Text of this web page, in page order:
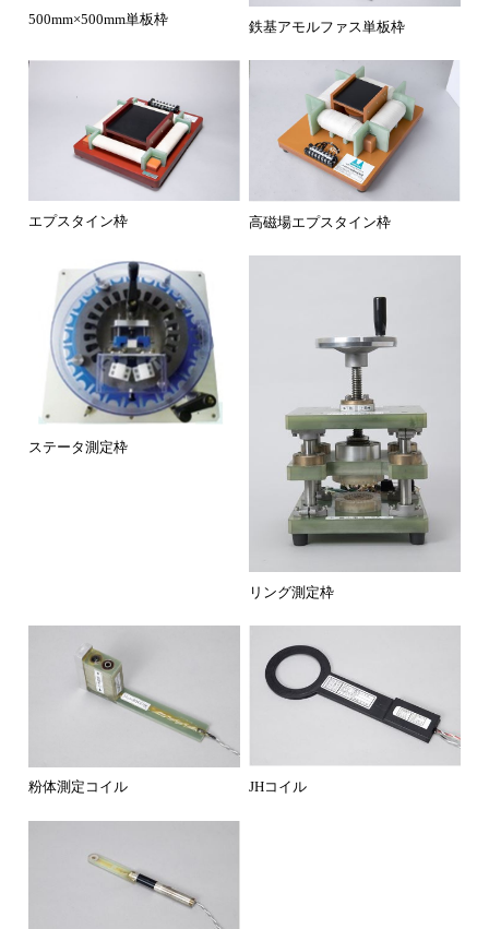
500mm×500mm単板枠
鉄基アモルファス単板枠
エプスタイン枠 高磁場エプスタイン枠
ステータ測定枠
リング測定枠
粉体測定コイル JHコイル